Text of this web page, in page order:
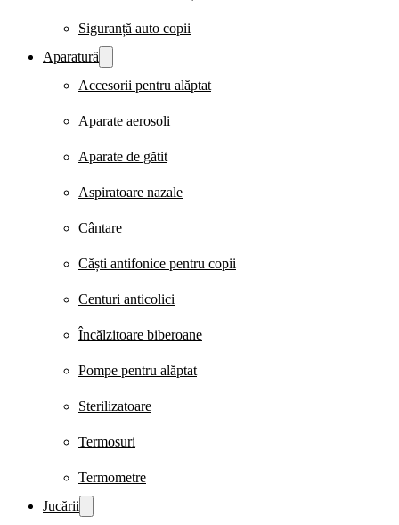
Siguranță auto copii
Aparatură
Accesorii pentru alăptat
Aparate aerosoli
Aparate de gătit
Aspiratoare nazale
Cântare
Căști antifonice pentru copii
Centuri anticolici
Încălzitoare biberoane
Pompe pentru alăptat
Sterilizatoare
Termosuri
Termometre
Jucării